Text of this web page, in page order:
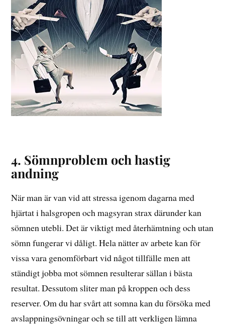
4. Sömnproblem och hastig
andning
När man är van vid att stressa igenom dagarna med
hjärtat i halsgropen och magsyran strax därunder kan
sömnen utebli. Det är viktigt med återhämtning och utan
sömn fungerar vi dåligt. Hela nätter av arbete kan för
vissa vara genomförbart vid något tillfälle men att
ständigt jobba mot sömnen resulterar sällan i bästa
resultat. Dessutom sliter man på kroppen och dess
reserver. Om du har svårt att somna kan du försöka med
avslappningsövningar och se till att verkligen lämna